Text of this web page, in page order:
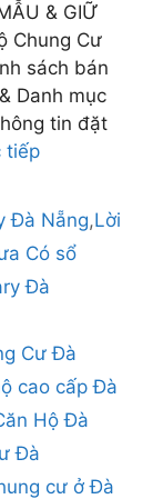
& GIỮ
Chung Cư
sách bán
Danh mục
tin đặt
tiếp
Đà Nẵng,Lời
Có sổ
Đà
Cư Đà
cao cấp Đà
Hộ Đà
Đà
cư ở Đà